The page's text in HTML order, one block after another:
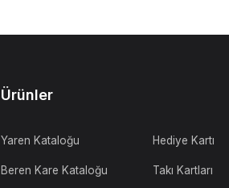
Ürünler
Yaren Kataloğu
Beren Kare Kataloğu
Hediye Kartı
Takı Kartları